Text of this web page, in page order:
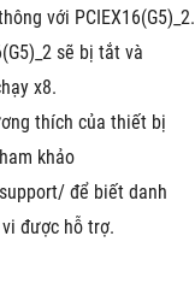
với PCIEX16(G5)_2.
sẽ bị tắt và
x8.
thích của thiết bị
khảo
để biết danh
được hỗ trợ.